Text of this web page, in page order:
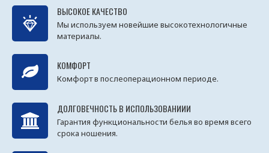
ВЫСОКОЕ КАЧЕСТВО
Мы используем новейшие высокотехнологичные
материалы.
КОМФОРТ
Комфорт в послеоперационном периоде.
ДОЛГОВЕЧНОСТЬ В ИСПОЛЬЗОВАНИИИ
Гарантия функциональности белья во время всего
срока ношения.